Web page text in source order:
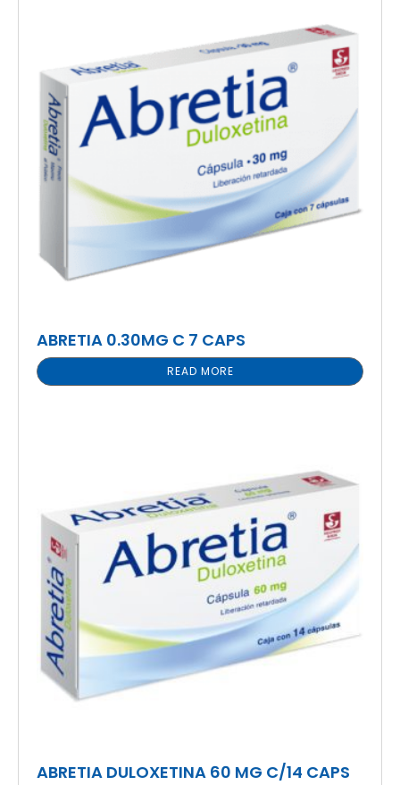
ABRETIA 0.30MG C 7 CAPS
READ MORE
ABRETIA DULOXETINA 60 MG C/14 CAPS